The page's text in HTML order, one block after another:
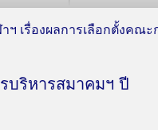
เรื่องผลการเลือกตั้งคณ
บริหารสมาคมฯ ปี